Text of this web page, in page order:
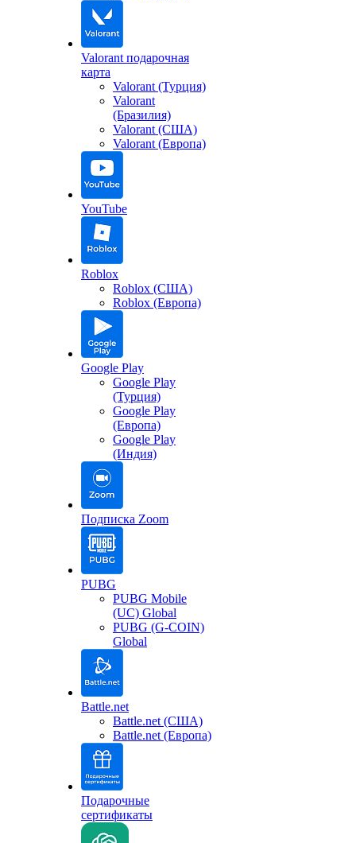
Valorant подарочная
карта
Valorant (Турция)
Valorant
(Бразилия)
Valorant (США)
Valorant (Европа)
YouTube
Roblox
Roblox (США)
Roblox (Европа)
Google Play
Google Play
(Турция)
Google Play
(Европа)
Google Play
(Индия)
Подписка Zoom
PUBG
PUBG Mobile
(UC) Global
PUBG (G-COIN)
Global
Battle.net
Battle.net (США)
Battle.net (Европа)
Подарочные
сертификаты